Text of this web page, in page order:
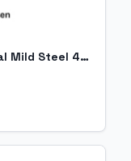
PT Threaded stud M5x10 Material Mild Steel 4.8 acc. EN ISO 13918